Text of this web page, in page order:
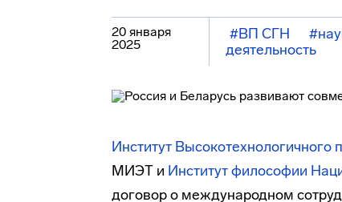
20 января
2025
#ВП СГН
деятельность
Институт
МИЭТ и Институт философии
договор о международном